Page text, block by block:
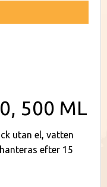
500 ML
utan el, vatten
efter 15